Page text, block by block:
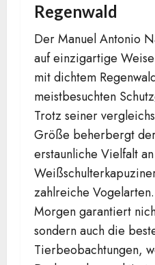
Regenwald
Der Manuel Antonio
auf einzigartige
mit dichtem
meistbesuchten
Trotz seiner
Größe beherbergt
erstaunliche Vielfalt
zahlreiche
Morgen garantiert
sondern auch die
Tierbeobachtungen,